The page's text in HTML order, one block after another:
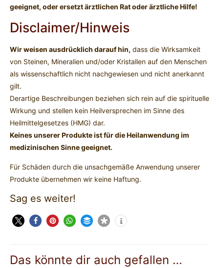
geeignet, oder ersetzt ärztlichen Rat oder ärztliche Hilfe!
Disclaimer/Hinweis
Wir weisen ausdrücklich darauf hin, dass die Wirksamkeit
von Steinen, Mineralien und/oder Kristallen auf den Menschen
als wissenschaftlich nicht nachgewiesen und nicht anerkannt
gilt.
Derartige Beschreibungen beziehen sich rein auf die spirituelle
Wirkung und stellen kein Heilversprechen im Sinne des
Heilmittelgesetzes (HMG) dar.
Keines unserer Produkte ist für die Heilanwendung im
medizinischen Sinne geeignet.
Für Schäden durch die unsachgemäße Anwendung unserer
Produkte übernehmen wir keine Haftung.
Sag es weiter!
Das könnte dir auch gefallen …